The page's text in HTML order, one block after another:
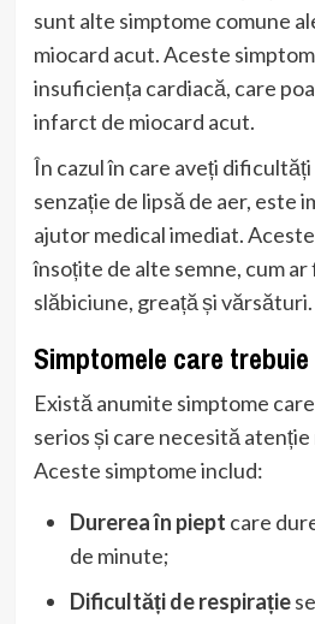
sunt alte simptome comune
miocard acut. Aceste
insuficiența cardiacă, care
infarct de miocard acut.
În cazul în care aveți
senzație de lipsă de aer, este
ajutor medical imediat.
însoțite de alte semne, cum ar
slăbiciune, greață și vărsături.
Simptomele care
Există anumite simptome
serios și care necesită
Aceste simptome includ:
Durerea în piept care
de minute;
Dificultăți de respirație